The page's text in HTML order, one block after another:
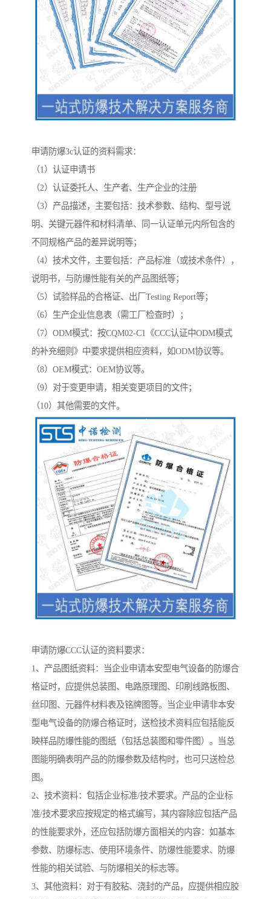
申请防爆3c认证的资料需求：
（1）认证申请书
（2）认证委托人、生产者、生产企业的注册
（3）产品描述，主要包括：技术参数、结构、型号说
明、关键元器件和材料清单、同一认证单元内所包含的
不同规格产品的差异说明等；
（4）技术文件，主要包括：产品标准（或技术条件），
说明书，与防爆性能有关的产品图纸等；
（5）试验样品的合格证、出厂Testing Report等；
（6）生产企业信息表（需工厂检查时）；
（7）ODM模式：按CQM02-C1《CCC认证中ODM模式
的补充细则》中要求提供相应资料，如ODM协议等。
（8）OEM模式：OEM协议等。
（9）对于变更申请，相关变更项目的文件；
（10）其他需要的文件。
申请防爆CCC认证的资料要求：
1、产品图纸资料：当企业申请本安型电气设备的防爆合
格证时，应提供总装图、电路原理图、印刷线路板图、
丝印图、元器件材料表及铭牌图等。当企业申请非本安
型电气设备的防爆合格证时，送检技术资料应包括能反
映样品防爆性能的图纸（包括总装图和零件图）。当总
图能明确表明产品的防爆参数及结构时，也可只送检总
图。
2、技术资料：包括企业标准/技术要求。产品的企业标
准/技术要求应按规定的格式编写，其内容除应包括产品
的性能要求外，还应包括防爆方面相关的内容：如基本
参数、防爆标志、使用环境条件、防爆性能要求、防爆
性能的相关试验、与防爆相关的标志等。
3、其他资料：对于有胶粘、浇封的产品，应提供相应胶